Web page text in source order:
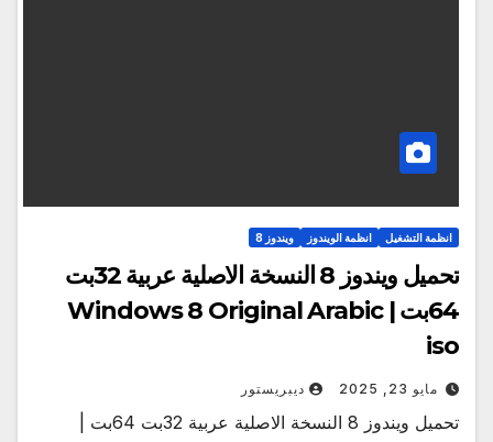
انظمة التشغيل انظمة الويندوز ويندوز 8
تحميل ويندوز 8 النسخة الاصلية عربية 32بت
64بت | Windows 8 Original Arabic
iso
مايو 23, 2025 ديبريستور
تحميل ويندوز 8 النسخة الاصلية عربية 32بت 64بت |